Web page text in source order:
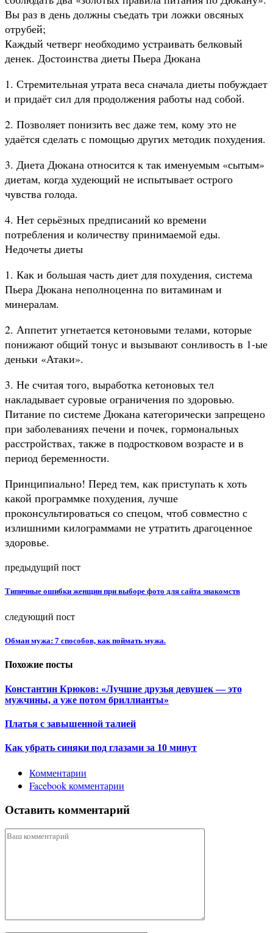
Вы раз в день должны съедать три ложки овсяных
отрубей;
Каждый четверг необходимо устраивать белковый
денек. Достоинства диеты Пьера Дюкана
1. Стремительная утрата веса сначала диеты побуждает
и придаёт сил для продолжения работы над собой.
2. Позволяет понизить вес даже тем, кому это не
удаётся сделать с помощью других методик похудения.
3. Диета Дюкана относится к так именуемым «сытым»
диетам, когда худеющий не испытывает острого
чувства голода.
4. Нет серьёзных предписаний ко времени
потребления и количеству принимаемой еды.
Недочеты диеты
1. Как и большая часть диет для похудения, система
Пьера Дюкана неполноценна по витаминам и
минералам.
2. Аппетит угнетается кетоновыми телами, которые
понижают общий тонус и вызывают сонливость в 1-ые
деньки «Атаки».
3. Не считая того, выработка кетоновых тел
накладывает суровые ограничения по здоровью.
Питание по системе Дюкана категорически запрещено
при заболеваниях печени и почек, гормональных
расстройствах, также в подростковом возрасте и в
период беременности.
Принципиально! Перед тем, как приступать к хоть
какой программке похудения, лучше
проконсультироваться со спецом, чтоб совместно с
излишними килограммами не утратить драгоценное
здоровье.
предыдущий пост
Типичные ошибки женщин при выборе фото для сайта знакомств
следующий пост
Обман мужа: 7 способов, как поймать мужа.
Похожие посты
Константин Крюков: «Лучшие друзья девушек — это
мужчины, а уже потом бриллианты»
Платья с завышенной талией
Как убрать синяки под глазами за 10 минут
Комментарии
Facebook комментарии
Оставить комментарий